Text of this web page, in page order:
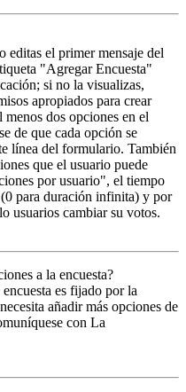
editas el primer mensaje del
"Agregar Encuesta"
si no la visualizas,
apropiados para crear
dos opciones en el
de que cada opción se
línea del formulario. También
que el usuario puede
por usuario", el tiempo
para duración infinita) y por
usuarios cambiar su votos.
a la encuesta?
es fijado por la
añadir más opciones de
con La